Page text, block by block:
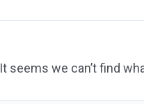
It seems we can’t find